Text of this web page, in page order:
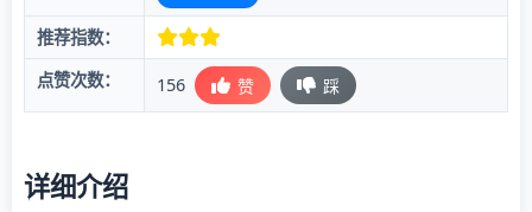
推荐指数：
点赞次数：
156 赞 踩
详细介绍